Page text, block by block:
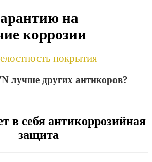
на
коррозии
покрытия
лучше других антикоров?
в себя антикоррозийная
защита